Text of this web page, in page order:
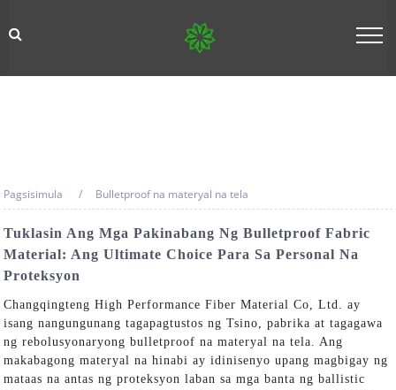
Pagsisimula Bulletproof na materyal na tela
Tuklasin Ang Mga Pakinabang Ng Bulletproof Fabric
Material: Ang Ultimate Choice Para Sa Personal Na
Proteksyon
Changqingteng High Performance Fiber Material Co, Ltd. ay
isang nangungunang tagapagtustos ng Tsino, pabrika at tagagawa
ng rebolusyonaryong bulletproof na materyal na tela. Ang
makabagong materyal na hinabi ay idinisenyo upang magbigay ng
mataas na antas ng proteksyon laban sa mga banta ng ballistic